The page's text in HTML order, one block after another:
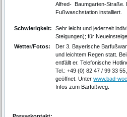
Alfred- Baumgarten-Straße.
Fußwaschstation installiert.
Schwierigkeit:
Sehr leicht und jederzeit
Steigungen); für
Wetter/Fotos:
Der 3. Bayerische
und leichtem Regen statt.
entfällt er. Telefonische
Tel.: +49 (0) 82 47 / 99 33
geöffnet. Unterwww.bad-
Infos zum Barfußweg.